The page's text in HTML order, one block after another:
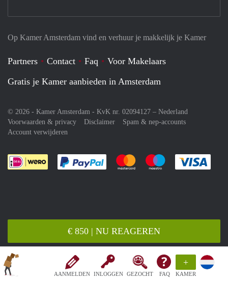
AANMELDEN INLOGGEN GEZOCHT FAQ
+
KAMER
€ 850 | NU REAGEREN
Op Kamer Amsterdam vind en verhuur je makkelijk je Kamer
Partners Contact Faq
Voor Makelaars
Gratis je Kamer aanbieden in Amsterdam
© 2026 - Kamer Amsterdam - KvK nr. 02094127 – Nederland
Voorwaarden & privacy
Disclaimer
Spam & nep-accounts
Account verwijderen
Je rekent gemakkelijk af met Paypal
Je rekent gemakkelijk af met
Je rekent